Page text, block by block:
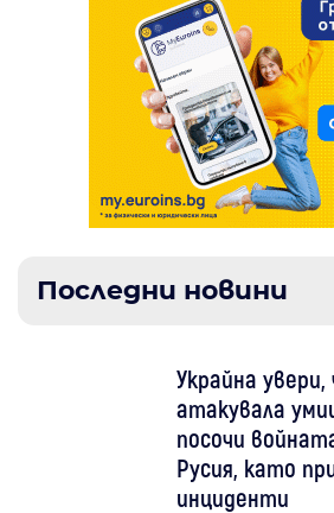
Последни новини
Украйна увери,
атакувала
посочи
Русия, като
инциденти